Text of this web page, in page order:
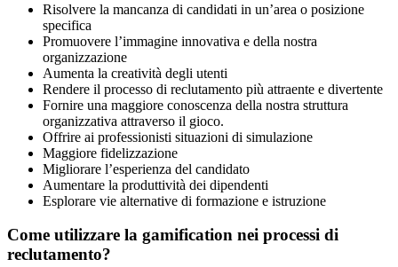
Risolvere la mancanza di candidati in un’area o posizione
specifica
Promuovere l’immagine innovativa e della nostra
organizzazione
Aumenta la creatività degli utenti
Rendere il processo di reclutamento più attraente e divertente
Fornire una maggiore conoscenza della nostra struttura
organizzativa attraverso il gioco.
Offrire ai professionisti situazioni di simulazione
Maggiore fidelizzazione
Migliorare l’esperienza del candidato
Aumentare la produttività dei dipendenti
Esplorare vie alternative di formazione e istruzione
Come utilizzare la gamification nei processi di
reclutamento?